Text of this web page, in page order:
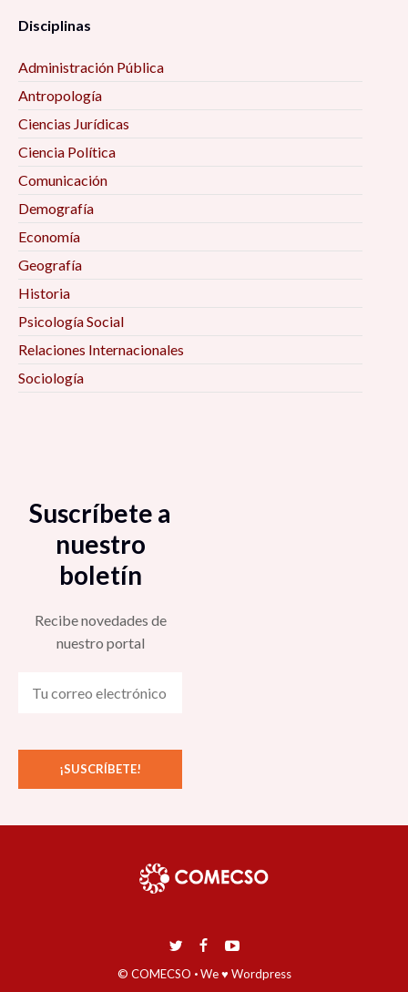
Disciplinas
Administración Pública
Antropología
Ciencias Jurídicas
Ciencia Política
Comunicación
Demografía
Economía
Geografía
Historia
Psicología Social
Relaciones Internacionales
Sociología
Suscríbete a
nuestro
boletín
Recibe novedades de
nuestro portal
© COMECSO ·We ♥ Wordpress